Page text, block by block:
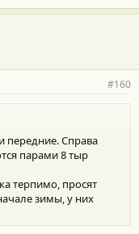
#160
передние. Справа
парами 8 тыр
терпимо, просят
зимы, у них